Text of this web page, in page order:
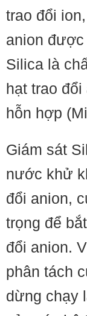
trao đổi
anion
Silica là
hạt trao
hỗn hợp
Giám sát
nước khử
đổi anion,
trọng để
đổi anion.
phân tách
dừng chạy